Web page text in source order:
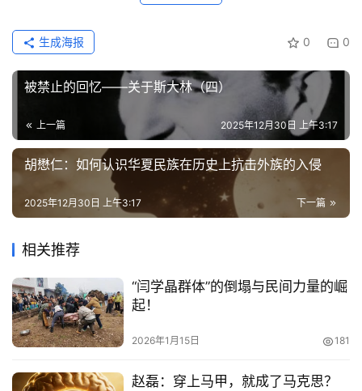
0 0
生成海报
被禁止的回忆——关于斯大林（四）
上一篇 2025年12月30日 上午3:17
胡懋仁：如何认识华夏民族在历史上抗击外族的入侵
下一篇
2025年12月30日 上午3:17
相关推荐
“闫学晶群体”的倒塌与民间力量的崛
起！
2026年1月15日 181
赵磊：穿上马甲，就成了马克思？